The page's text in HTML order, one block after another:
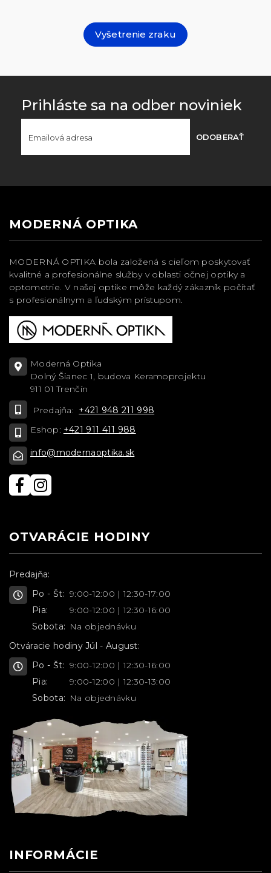
Vyšetrenie zraku
Prihláste sa na odber noviniek
ODOBERAŤ
MODERNÁ OPTIKA
MODERNÁ OPTIKA bola založená s cieľom poskytovať
kvalitné a profesionálne služby v oblasti očnej optiky a
optometrie. V našej optike môže každý zákazník počítať
s profesionálnym a ľudským prístupom.
Moderná Optika
Dolný Šianec 1, budova Keramoprojektu
911 01 Trenčín
Predajňa: +421 948 211 998
Eshop: +421 911 411 988
info@modernaoptika.sk
OTVARÁCIE HODINY
Predajňa:
Po - Št: 9:00-12:00 | 12:30-17:00
Pia:
9:00-12:00 | 12:30-16:00
Sobota: Na objednávku
Otváracie hodiny Júl - August:
Po - Št: 9:00-12:00 | 12:30-16:00
Pia:
9:00-12:00 | 12:30-13:00
Sobota: Na objednávku
INFORMÁCIE